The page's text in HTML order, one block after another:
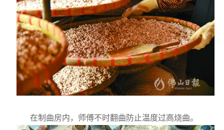
在制曲房内，师傅不时翻曲防止温度过高烧曲。